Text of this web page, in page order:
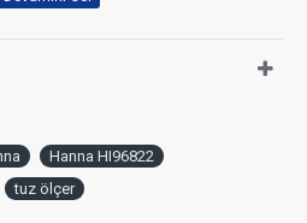
YILDAN BERI HIDROPONIK
ORIJINAL PROBU
KALIBRASYONA IHTIYAÇ
Hanna HI96822
tuz ölçer